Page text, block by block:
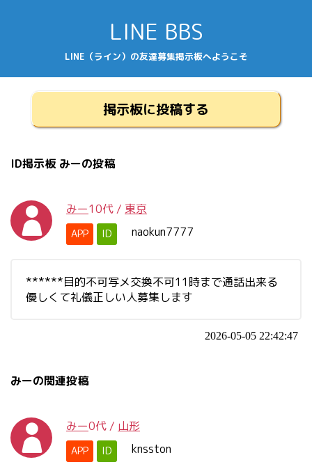
LINE BBS
LINE（ライン）の友達募集掲示板へようこそ
掲示板に投稿する
ID掲示板 みーの投稿
みー10代 / 東京
APP ID naokun7777
******目的不可写メ交換不可11時まで通話出来る
優しくて礼儀正しい人募集します
2026-05-05 22:42:47
みーの関連投稿
みー0代 / 山形
APP ID knsston